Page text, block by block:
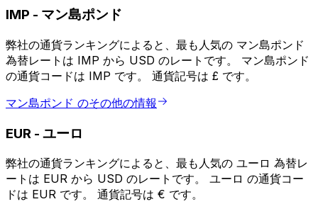
IMP - マン島ポンド
弊社の通貨ランキングによると、最も人気の マン島ポンド
為替レートは IMP から USD のレートです。 マン島ポンド
の通貨コードは IMP です。 通貨記号は £ です。
マン島ポンド のその他の情報
EUR - ユーロ
弊社の通貨ランキングによると、最も人気の ユーロ 為替レ
ートは EUR から USD のレートです。 ユーロ の通貨コー
ドは EUR です。 通貨記号は € です。